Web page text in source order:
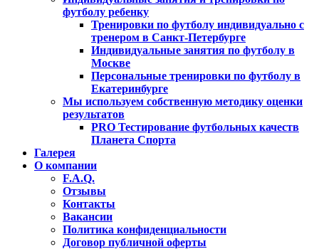
футболу ребенку
Тренировки по футболу индивидуально с
тренером в Санкт-Петербурге
Индивидуальные занятия по футболу в
Москве
Персональные тренировки по футболу в
Екатеринбурге
Мы используем собственную методику оценки
результатов
PRO Тестирование футбольных качеств
Планета Спорта
Галерея
О компании
F.A.Q.
Отзывы
Контакты
Вакансии
Политика конфиденциальности
Договор публичной оферты